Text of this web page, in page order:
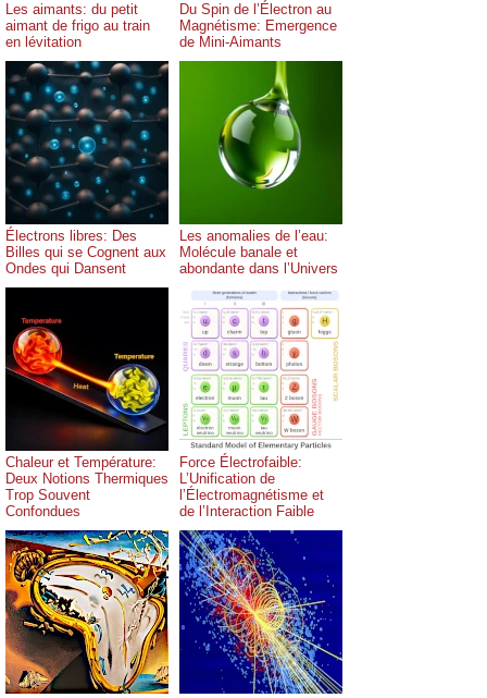
Les aimants: du petit
aimant de frigo au train
en lévitation
Du Spin de l’Électron au
Magnétisme: Emergence
de Mini-Aimants
Électrons libres: Des
Billes qui se Cognent aux
Ondes qui Dansent
Les anomalies de l’eau:
Molécule banale et
abondante dans l’Univers
Chaleur et Température:
Deux Notions Thermiques
Trop Souvent
Confondues
Force Électrofaible:
L’Unification de
l’Électromagnétisme et
de l’Interaction Faible